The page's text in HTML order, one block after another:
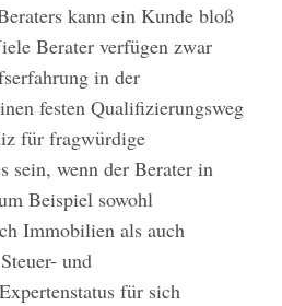
kann ein Kunde bloß
Berater verfügen zwar
in der
festen Qualifizierungsweg
für fragwürdige
sein, wenn der Berater in
Beispiel sowohl
Immobilien als auch
und
für sich